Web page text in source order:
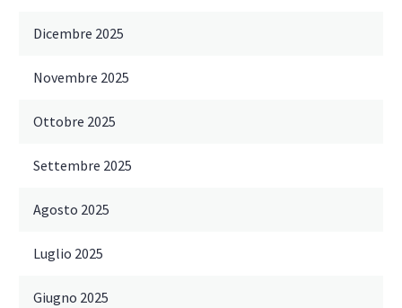
Dicembre 2025
Novembre 2025
Ottobre 2025
Settembre 2025
Agosto 2025
Luglio 2025
Giugno 2025